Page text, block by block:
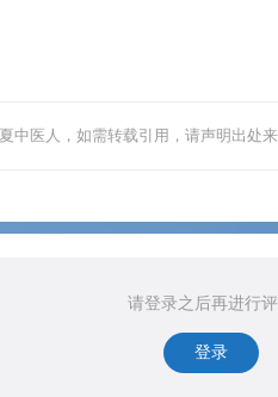
中医人，如需转载引用，请声明出处来
请登录之后再进行
登录